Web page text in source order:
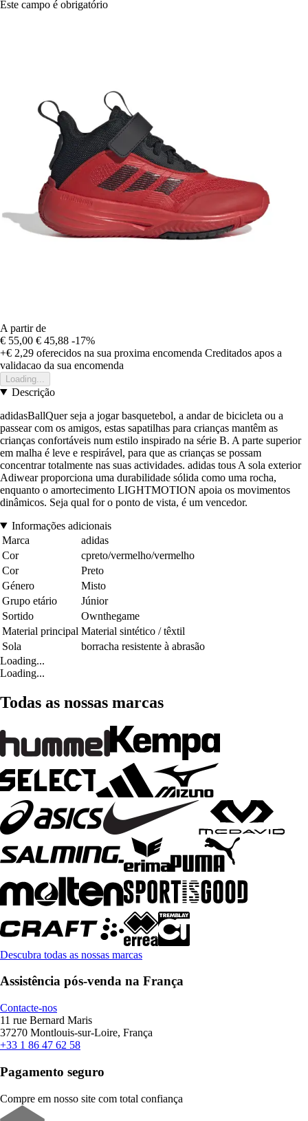
Este campo é obrigatório
A partir de
€ 55,00 € 45,88 -17%
+€ 2,29 oferecidos na sua proxima encomenda Creditados apos a
validacao da sua encomenda
Loading...
Descrição
adidasBallQuer seja a jogar basquetebol, a andar de bicicleta ou a
passear com os amigos, estas sapatilhas para crianças mantêm as
crianças confortáveis num estilo inspirado na série B. A parte superior
em malha é leve e respirável, para que as crianças se possam
concentrar totalmente nas suas actividades. adidas tous A sola exterior
Adiwear proporciona uma durabilidade sólida como uma rocha,
enquanto o amortecimento LIGHTMOTION apoia os movimentos
dinâmicos. Seja qual for o ponto de vista, é um vencedor.
Informações adicionais
Marca
adidas
Cor
cpreto/vermelho/vermelho
Cor
Preto
Género
Misto
Grupo etário
Júnior
Sortido
Ownthegame
Material principal Material sintético / têxtil
Sola
borracha resistente à abrasão
Loading...
Loading...
Todas as nossas marcas
Descubra todas as nossas marcas
Assistência pós-venda na França
Contacte-nos
11 rue Bernard Maris
37270 Montlouis-sur-Loire, França
+33 1 86 47 62 58
Pagamento seguro
Compre em nosso site com total confiança